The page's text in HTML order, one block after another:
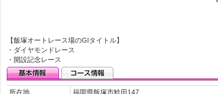
【飯塚オートレース場のGIタイトル】
・ダイヤモンドレース
・開設記念レース
所在地
福岡県飯塚市鯰田147